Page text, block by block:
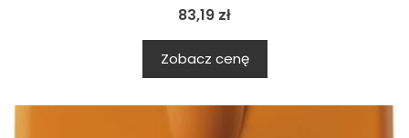
83,19 zł
Zobacz cenę